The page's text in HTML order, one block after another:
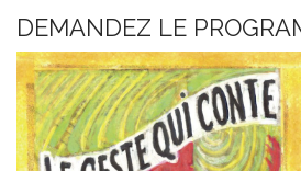
a
v
i
g
a
t
DEMANDEZ LE